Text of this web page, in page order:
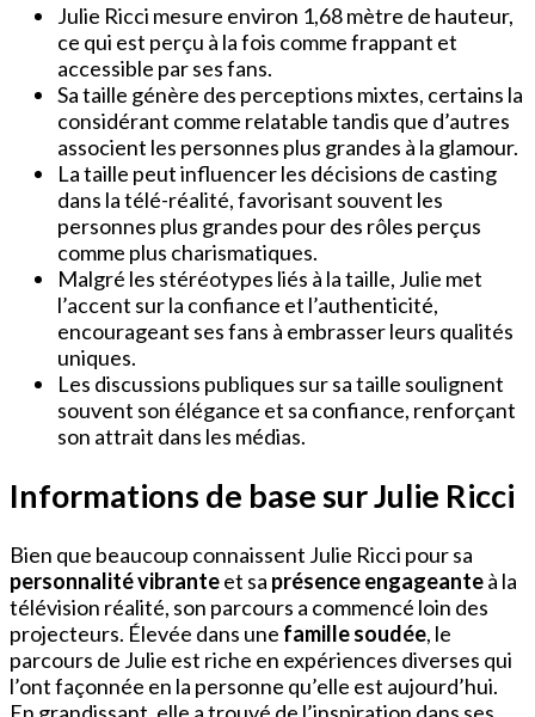
Julie Ricci mesure environ 1,68 mètre de hauteur,
ce qui est perçu à la fois comme frappant et
accessible par ses fans.
Sa taille génère des perceptions mixtes, certains la
considérant comme relatable tandis que d’autres
associent les personnes plus grandes à la glamour.
La taille peut influencer les décisions de casting
dans la télé-réalité, favorisant souvent les
personnes plus grandes pour des rôles perçus
comme plus charismatiques.
Malgré les stéréotypes liés à la taille, Julie met
l’accent sur la confiance et l’authenticité,
encourageant ses fans à embrasser leurs qualités
uniques.
Les discussions publiques sur sa taille soulignent
souvent son élégance et sa confiance, renforçant
son attrait dans les médias.
Informations de base sur Julie Ricci
Bien que beaucoup connaissent Julie Ricci pour sa
personnalité vibranteet sa présence engageanteà la
télévision réalité, son parcours a commencé loin des
projecteurs. Élevée dans une famille soudée, le
parcours de Julie est riche en expériences diverses qui
l’ont façonnée en la personne qu’elle est aujourd’hui.